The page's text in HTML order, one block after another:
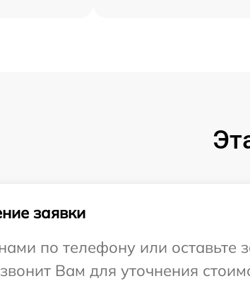
заявки
по телефону или оставьте
Вам для уточнения